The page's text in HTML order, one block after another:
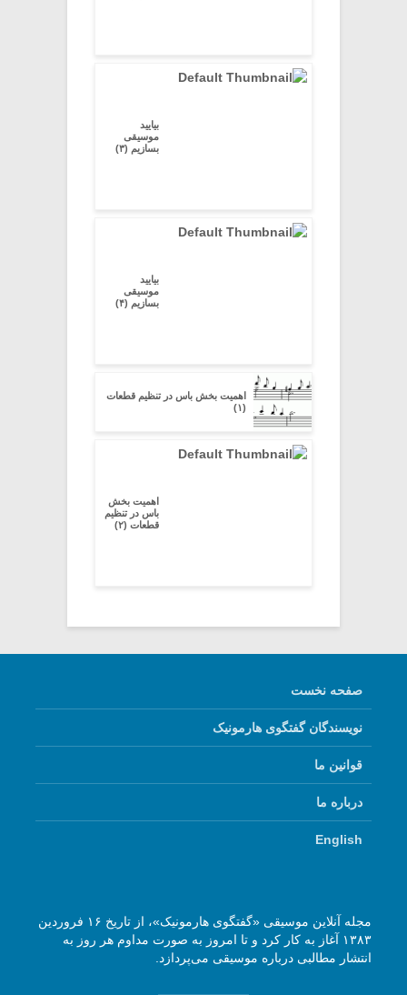
بیایید
موسیقی
بسازیم (۳)
بیایید
موسیقی
بسازیم (۴)
اهمیت بخش باس در تنظیم قطعات
(۱)
اهمیت بخش
باس در تنظیم
قطعات (۲)
صفحه نخست
نویسندگان گفتگوی هارمونیک
قوانین ما
درباره ما
English
مجله آنلاین موسیقی «گفتگوی هارمونیک»، از تاریخ ۱۶ فروردین
۱۳۸۳ آغاز به کار کرد و تا امروز به صورت مداوم هر روز به
انتشار مطالبی درباره موسیقی می‌پردازد.